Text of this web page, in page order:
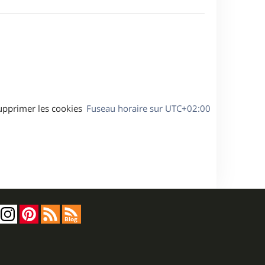
Fuseau horaire sur UTC+02:00
les cookies